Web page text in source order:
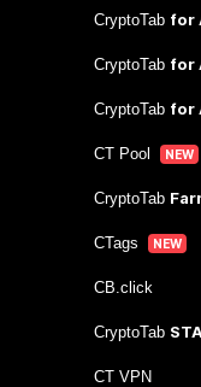
CryptoTab for
CryptoTab for
CryptoTab for
CT Pool NEW
CryptoTab
CTags NEW
CB.click
CryptoTab
CT VPN